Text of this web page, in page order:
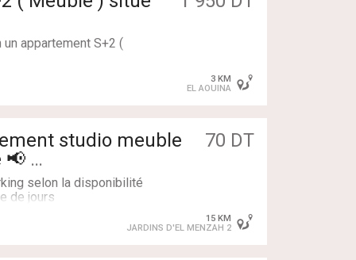
appartement S+2 (
3 KM
EL AOUINA
70 DT
selon la disponibilité
de jours
15 KM
JARDINS D'EL MENZAH 2